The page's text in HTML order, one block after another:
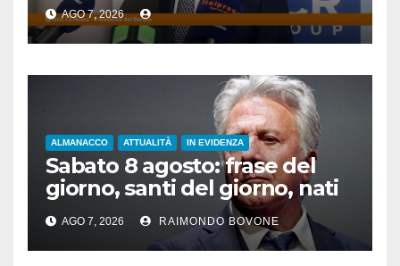
AGO 7, 2026
ALMANACCO ATTUALITÀ IN EVIDENZA
Sabato 8 agosto: frase del
giorno, santi del giorno, nati
famosi, accadde oggi
AGO 7, 2026 RAIMONDO BOVONE